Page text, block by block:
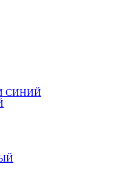
СИНИЙ